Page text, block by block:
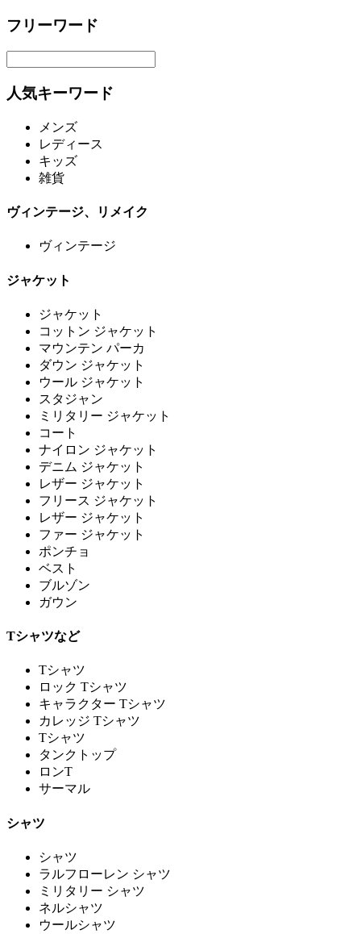
フリーワード
人気キーワード
メンズ
レディース
キッズ
雑貨
ヴィンテージ、リメイク
ヴィンテージ
ジャケット
ジャケット
コットン ジャケット
マウンテン パーカ
ダウン ジャケット
ウール ジャケット
スタジャン
ミリタリー ジャケット
コート
ナイロン ジャケット
デニム ジャケット
レザー ジャケット
フリース ジャケット
レザー ジャケット
ファー ジャケット
ポンチョ
ベスト
ブルゾン
ガウン
Tシャツなど
Tシャツ
ロック Tシャツ
キャラクター Tシャツ
カレッジ Tシャツ
Tシャツ
タンクトップ
ロンT
サーマル
シャツ
シャツ
ラルフローレン シャツ
ミリタリー シャツ
ネルシャツ
ウールシャツ